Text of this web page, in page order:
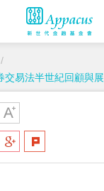
交易法半世紀回顧與